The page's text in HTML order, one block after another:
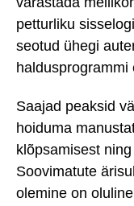
petturliku
seotud ühegi
haldusprogrammi
Saajad peaksid
hoiduma
klõpsamisest
Soovimatute
olemine on